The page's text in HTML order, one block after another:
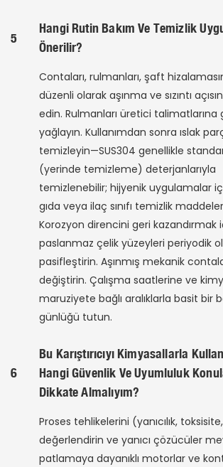
5
Hangi Rutin Bakım Ve Temizlik
Önerilir?
Contaları, rulmanları, şaft
düzenli olarak aşınma ve sızıntı
edin. Rulmanları üretici talimatlarına
yağlayın. Kullanımdan sonra ıslak
temizleyin—SUS304 genellikle
(yerinde temizleme) deterjanlarıyla
temizlenebilir; hijyenik uygulamalar
gıda veya ilaç sınıfı temizlik
Korozyon direncini geri kazandırmak
paslanmaz çelik yüzeyleri periyodik
pasifleştirin. Aşınmış mekanik
değiştirin. Çalışma saatlerine ve
maruziyete bağlı aralıklarla basit bir
günlüğü tutun.
6
Bu Karıştırıcıyı Kimyasallarla
Hangi Güvenlik Ve Uyumluluk
Dikkate Almalıyım?
Proses tehlikelerini (yanıcılık,
değerlendirin ve yanıcı çözücüler
patlamaya dayanıklı motorlar ve